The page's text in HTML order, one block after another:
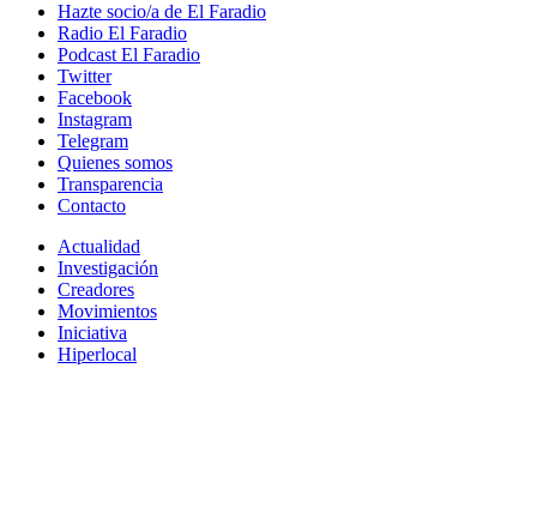
Hazte socio/a de El Faradio
Radio El Faradio
Podcast El Faradio
Twitter
Facebook
Instagram
Telegram
Quienes somos
Transparencia
Contacto
Actualidad
Investigación
Creadores
Movimientos
Iniciativa
Hiperlocal